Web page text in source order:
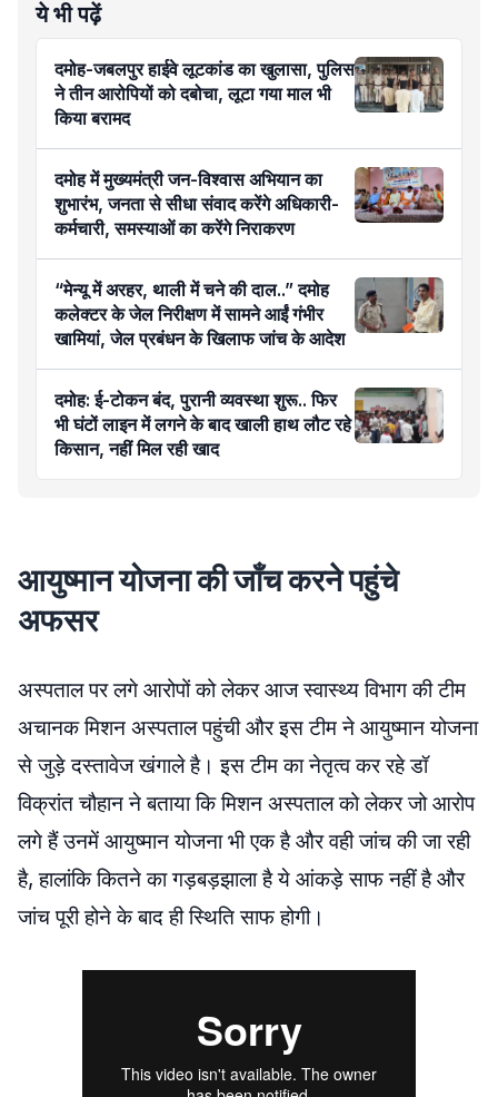
ये भी पढ़ें
दमोह-जबलपुर हाईवे लूटकांड का खुलासा, पुलिस
ने तीन आरोपियों को दबोचा, लूटा गया माल भी
किया बरामद
दमोह में मुख्यमंत्री जन-विश्वास अभियान का
शुभारंभ, जनता से सीधा संवाद करेंगे अधिकारी-
कर्मचारी, समस्याओं का करेंगे निराकरण
“मेन्यू में अरहर, थाली में चने की दाल..” दमोह
कलेक्टर के जेल निरीक्षण में सामने आईं गंभीर
खामियां, जेल प्रबंधन के खिलाफ जांच के आदेश
दमोह: ई-टोकन बंद, पुरानी व्यवस्था शुरू.. फिर
भी घंटों लाइन में लगने के बाद खाली हाथ लौट रहे
किसान, नहीं मिल रही खाद
आयुष्मान योजना की जाँच करने पहुंचे
अफसर
अस्पताल पर लगे आरोपों को लेकर आज स्वास्थ्य विभाग की टीम
अचानक मिशन अस्पताल पहुंची और इस टीम ने आयुष्मान योजना
से जुड़े दस्तावेज खंगाले है। इस टीम का नेतृत्व कर रहे डॉ
विक्रांत चौहान ने बताया कि मिशन अस्पताल को लेकर जो आरोप
लगे हैं उनमें आयुष्मान योजना भी एक है और वही जांच की जा रही
है, हालांकि कितने का गड़बड़झाला है ये आंकड़े साफ नहीं है और
जांच पूरी होने के बाद ही स्थिति साफ होगी।